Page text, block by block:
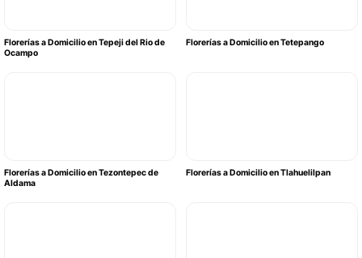
Florerías a Domicilio en Tepeji del Rio de
Ocampo
Florerías a Domicilio en Tetepango
Florerías a Domicilio en Tezontepec de
Aldama
Florerías a Domicilio en Tlahuelilpan